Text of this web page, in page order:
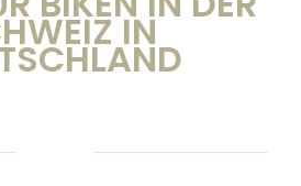
IN